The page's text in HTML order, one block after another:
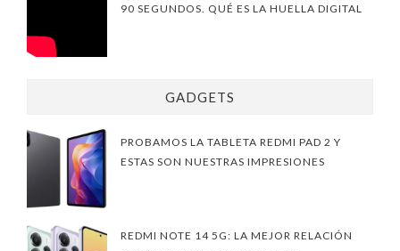
90 SEGUNDOS. QUÉ ES LA HUELLA DIGITAL
GADGETS
PROBAMOS LA TABLETA REDMI PAD 2 Y
ESTAS SON NUESTRAS IMPRESIONES
REDMI NOTE 14 5G: LA MEJOR RELACIÓN